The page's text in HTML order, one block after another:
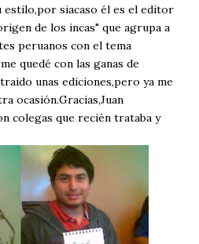
estilo,por siacaso él es el editor
de los incas" que agrupa a
peruanos con el tema
quedé con las ganas de
unas ediciones,pero ya me
ocasión.Gracias,Juan
colegas que recién trataba y